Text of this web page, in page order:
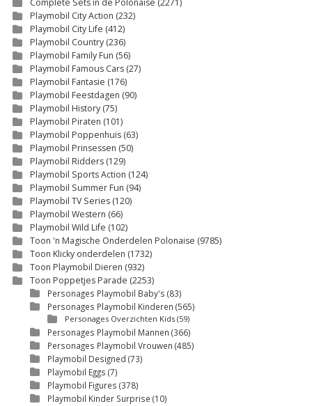
Complete Sets in de Polonaise (2271)
Playmobil City Action (232)
Playmobil City Life (412)
Playmobil Country (236)
Playmobil Family Fun (56)
Playmobil Famous Cars (27)
Playmobil Fantasie (176)
Playmobil Feestdagen (90)
Playmobil History (75)
Playmobil Piraten (101)
Playmobil Poppenhuis (63)
Playmobil Prinsessen (50)
Playmobil Ridders (129)
Playmobil Sports Action (124)
Playmobil Summer Fun (94)
Playmobil TV Series (120)
Playmobil Western (66)
Playmobil Wild Life (102)
Toon 'n Magische Onderdelen Polonaise (9785)
Toon Klicky onderdelen (1732)
Toon Playmobil Dieren (932)
Toon Poppetjes Parade (2253)
Personages Playmobil Baby's (83)
Personages Playmobil Kinderen (565)
Personages Overzichten Kids (59)
Personages Playmobil Mannen (366)
Personages Playmobil Vrouwen (485)
Playmobil Designed (73)
Playmobil Eggs (7)
Playmobil Figures (378)
Playmobil Kinder Surprise (10)